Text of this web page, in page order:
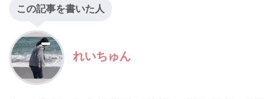
この記事を書いた人
れいちゅん